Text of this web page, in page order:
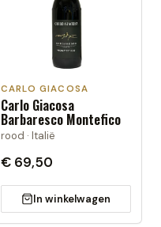
CARLO GIACOSA
Carlo Giacosa
Barbaresco Montefico
rood · Italië
€ 69,50
In winkelwagen